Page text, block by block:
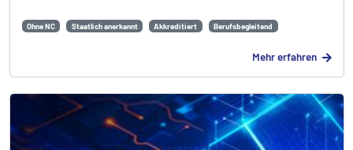
Ohne NC Staatlich anerkannt Akkreditiert Berufsbegleitend
Mehr erfahren